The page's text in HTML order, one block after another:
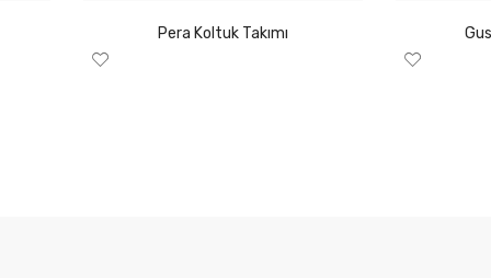
Pera Koltuk Takımı